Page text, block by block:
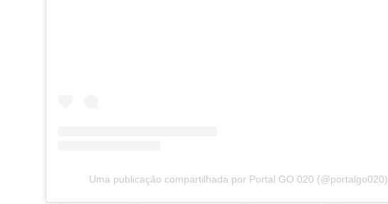
Uma publicação compartilhada por Portal GO 020 (@portalgo020)